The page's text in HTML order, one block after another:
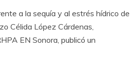
a la sequía y al estrés hídrico de
Célida López Cárdenas,
EN Sonora, publicó un